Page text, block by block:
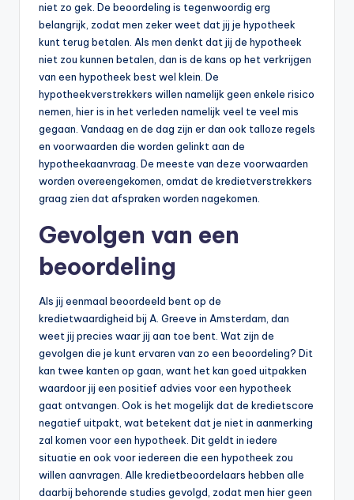
niet zo gek. De beoordeling is tegenwoordig erg
belangrijk, zodat men zeker weet dat jij je hypotheek
kunt terug betalen. Als men denkt dat jij de hypotheek
niet zou kunnen betalen, dan is de kans op het verkrijgen
van een hypotheek best wel klein. De
hypotheekverstrekkers willen namelijk geen enkele risico
nemen, hier is in het verleden namelijk veel te veel mis
gegaan. Vandaag en de dag zijn er dan ook talloze regels
en voorwaarden die worden gelinkt aan de
hypotheekaanvraag. De meeste van deze voorwaarden
worden overeengekomen, omdat de kredietverstrekkers
graag zien dat afspraken worden nagekomen.
Gevolgen van een
beoordeling
Als jij eenmaal beoordeeld bent op de
kredietwaardigheid bij A. Greeve in Amsterdam, dan
weet jij precies waar jij aan toe bent. Wat zijn de
gevolgen die je kunt ervaren van zo een beoordeling? Dit
kan twee kanten op gaan, want het kan goed uitpakken
waardoor jij een positief advies voor een hypotheek
gaat ontvangen. Ook is het mogelijk dat de kredietscore
negatief uitpakt, wat betekent dat je niet in aanmerking
zal komen voor een hypotheek. Dit geldt in iedere
situatie en ook voor iedereen die een hypotheek zou
willen aanvragen. Alle kredietbeoordelaars hebben alle
daarbij behorende studies gevolgd, zodat men hier geen